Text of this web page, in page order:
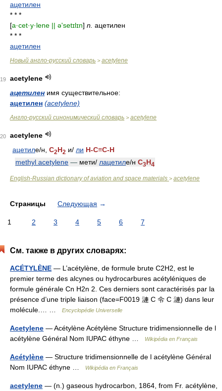
ацетилен
* * *
[a·cet·y·lene || ə'setɪlɪn] n. ацетилен
* * *
ацетилен
Новый англо-русский словарь > acetylene
19
acetylene
ацетилен имя существительное:
ацетилен (acetylene)
Англо-русский синонимический словарь > acetylene
20
acetylene
ацетиле/н, C2H2 и/ ли H-C≡C-H
methyl acetylene — мети/ лацетиле/н C3H4
English-Russian dictionary of aviation and space materials > acetylene
Страницы Следующая →
1 2 3 4 5 6 7
См. также в других словарях:
ACÉTYLÈNE — L’acétylène, de formule brute C2H2, est le
premier terme des alcynes ou hydrocarbures acétyléniques de
formule générale Cn H2n 2. Ces derniers sont caractérisés par la
présence d’une triple liaison (face=F0019 漣 C 令 C 漣) dans leur
molécule.… …
Encyclopédie Universelle
Acetylene — Acétylène Acétylène Structure tridimensionnelle de l
acétylène Général Nom IUPAC éthyne …
Wikipédia en Français
Acétylène — Structure tridimensionnelle de l acétylène Général
Nom IUPAC éthyne …
Wikipédia en Français
acetylene — (n.) gaseous hydrocarbon, 1864, from Fr. acétylène,